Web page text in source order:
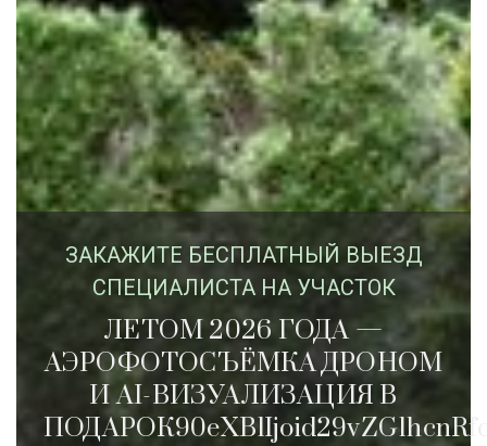
ЗАКАЖИTЕ БЕСПЛАТНЫЙ ВЫЕЗД
СПЕЦИАЛИСТА НА УЧАСТОК
ЛЕТОМ 2026 ГОДА —
АЭРОФОТОСЪЁМКА ДРОНОМ
И AI-ВИЗУАЛИЗАЦИЯ В